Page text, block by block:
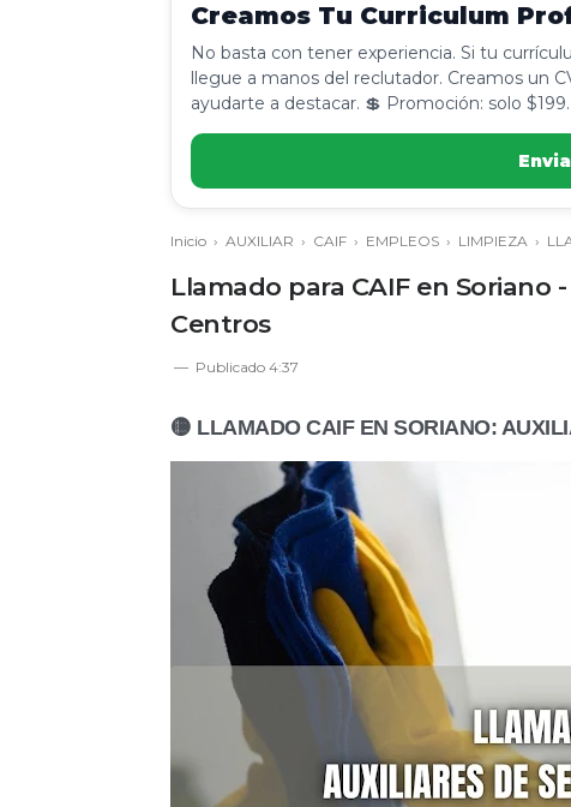
Creamos Tu Curriculum
No basta con tener experiencia. Si tu
llegue a manos del reclutador. Creamos un
ayudarte a destacar. 💲 Promoción: solo $199.
Inicio › AUXILIAR › CAIF › EMPLEOS › LIMPIEZA ›
Llamado para CAIF en Soriano
Centros
Publicado 4:37
🟡 LLAMADO CAIF EN SORIANO: